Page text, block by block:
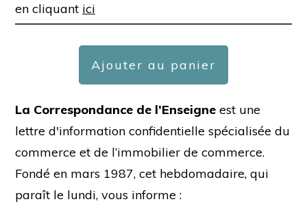
en cliquant ici
Ajouter au panier
La Correspondance de l’Enseigne est une
lettre d'information confidentielle spécialisée du
commerce et de l’immobilier de commerce.
Fondé en mars 1987, cet hebdomadaire, qui
paraît le lundi, vous informe :